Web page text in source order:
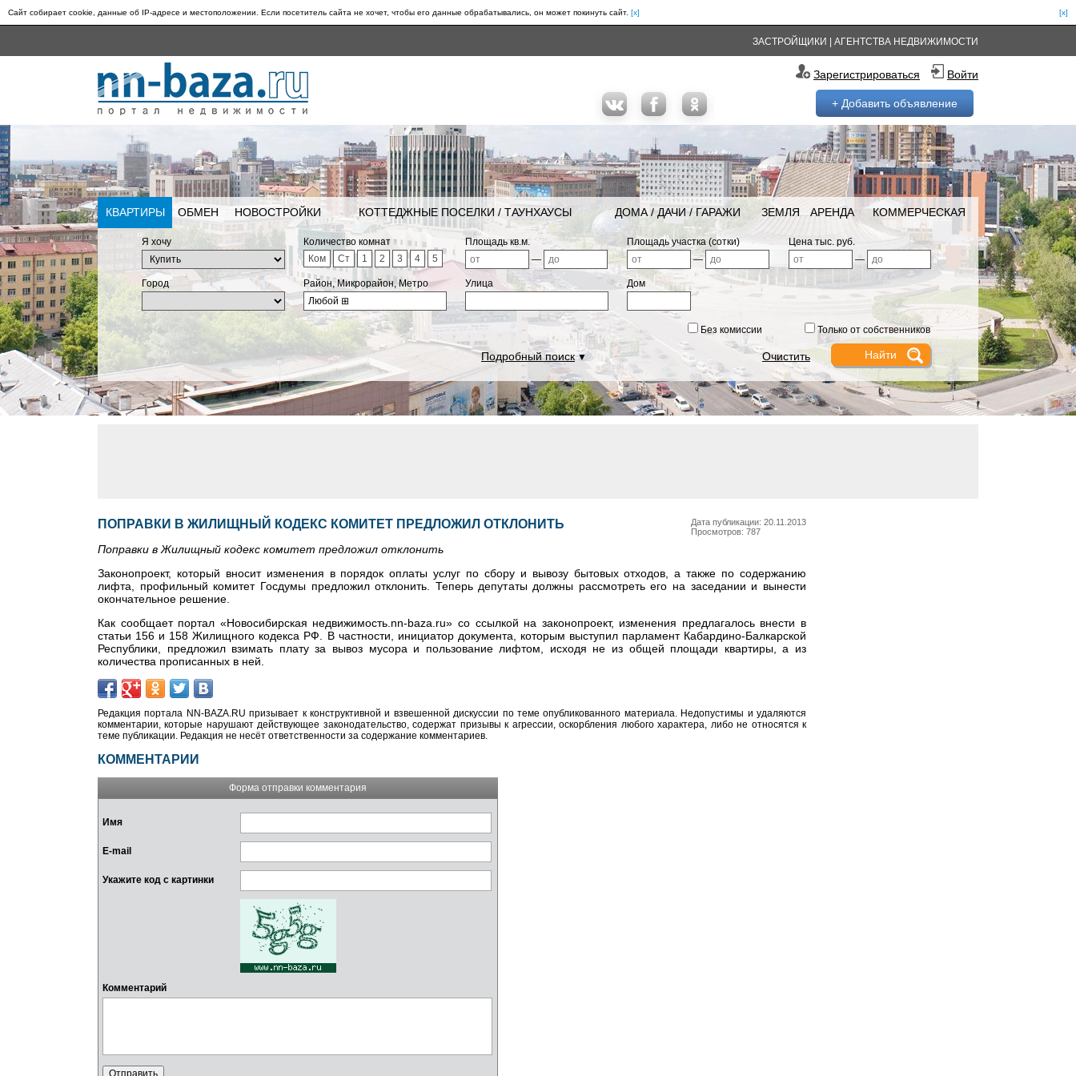
Сайт собирает cookie, данные об IP-адресе и местоположении. Если посетитель сайта не хочет, чтобы его данные обрабатывались, он может покинуть сайт. [x]
[x]
ЗАСТРОЙЩИКИ АГЕНТСТВА НЕДВИЖИМОСТИ
Зарегистрироваться Войти
+ Добавить объявление
КВАРТИРЫ ОБМЕН НОВОСТРОЙКИ КОТТЕДЖНЫЕ ПОСЕЛКИ / ТАУНХАУСЫ ДОМА / ДАЧИ / ГАРАЖИ ЗЕМЛЯ АРЕНДА КОММЕРЧЕСКАЯ
Я хочу
Количество комнат
Ком
Ст 1 2 3 4 5
Площадь кв.м.
—
Площадь участка (сотки)
—
Цена тыс. руб.
—
Город
Район, Микрорайон, Метро
Любой ⊞
Улица Дом
Без комиссии Только от собственников
Подробный поиск▼ Очистить
Дата публикации: 20.11.2013
Просмотров: 787
ПОПРАВКИ В ЖИЛИЩНЫЙ КОДЕКС КОМИТЕТ ПРЕДЛОЖИЛ ОТКЛОНИТЬ
Поправки в Жилищный кодекс комитет предложил отклонить
Законопроект, который вносит изменения в порядок оплаты услуг по сбору и вывозу бытовых отходов, а также по содержанию
лифта, профильный комитет Госдумы предложил отклонить. Теперь депутаты должны рассмотреть его на заседании и вынести
окончательное решение.
Как сообщает портал «Новосибирская недвижимость.nn-baza.ru» со ссылкой на законопроект, изменения предлагалось внести в
статьи 156 и 158 Жилищного кодекса РФ. В частности, инициатор документа, которым выступил парламент Кабардино-Балкарской
Республики, предложил взимать плату за вывоз мусора и пользование лифтом, исходя не из общей площади квартиры, а из
количества прописанных в ней.
Редакция портала NN-BAZA.RU призывает к конструктивной и взвешенной дискуссии по теме опубликованного материала. Недопустимы и удаляются
комментарии, которые нарушают действующее законодательство, содержат призывы к агрессии, оскорбления любого характера, либо не относятся к
теме публикации. Редакция не несёт ответственности за содержание комментариев.
КОММЕНТАРИИ
Форма отправки комментария
Имя
E-mail
Укажите код с картинки
Комментарий